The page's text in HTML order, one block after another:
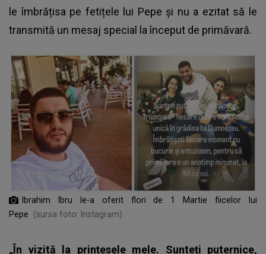
le îmbrățisa pe fetițele lui Pepe și nu a ezitat să le
transmită un mesaj special la început de primăvară.
Ibrahim Ibru le-a oferit flori de 1 Martie fiicelor lui
Pepe
(sursa foto: Instagram)
„În vizită la prințesele mele. Sunteți puternice,